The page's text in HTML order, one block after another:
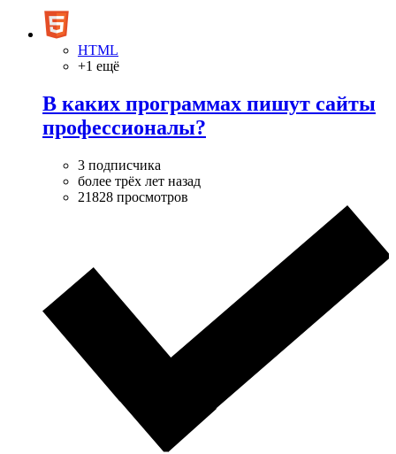
HTML
+1 ещё
В каких программах пишут сайты
профессионалы?
3 подписчика
более трёх лет назад
21828 просмотров